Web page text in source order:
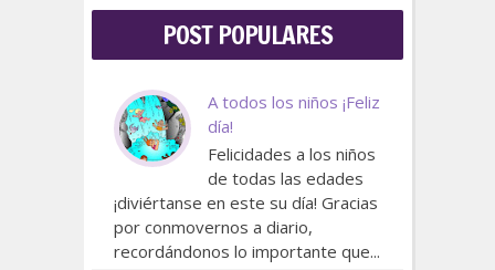
POST POPULARES
A todos los niños ¡Feliz
día!
Felicidades a los niños
de todas las edades
¡diviértanse en este su día! Gracias
por conmovernos a diario,
recordándonos lo importante que...